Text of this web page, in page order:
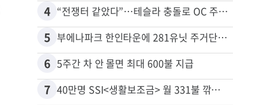
4 “전쟁터 같았다”…테슬라 충돌로 OC 주택 4채 파손
5 부에나파크 한인타운에 281유닛 주거단지 들어선다
6 5주간 차 안 몰면 최대 600불 지급
7 40만명 SSI<생활보조금> 월 331불 깎이나